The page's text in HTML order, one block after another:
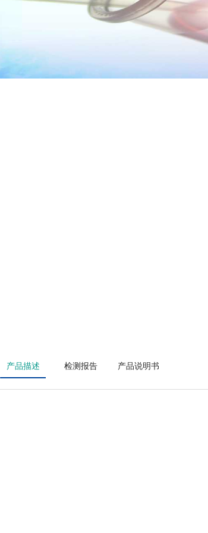
产品描述 检测报告 产品说明书